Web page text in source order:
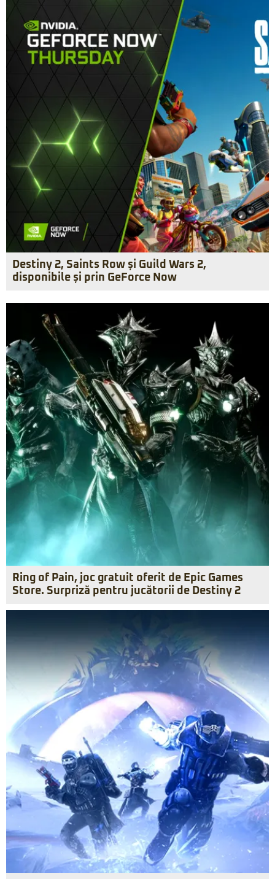
Destiny 2, Saints Row și Guild Wars 2,
disponibile și prin GeForce Now
Ring of Pain, joc gratuit oferit de Epic Games
Store. Surpriză pentru jucătorii de Destiny 2